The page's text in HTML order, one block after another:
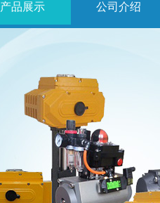
产品展示 公司介绍